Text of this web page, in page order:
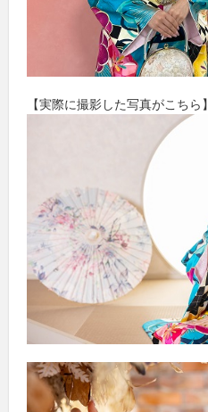
【実際に撮影した写真がこちら】